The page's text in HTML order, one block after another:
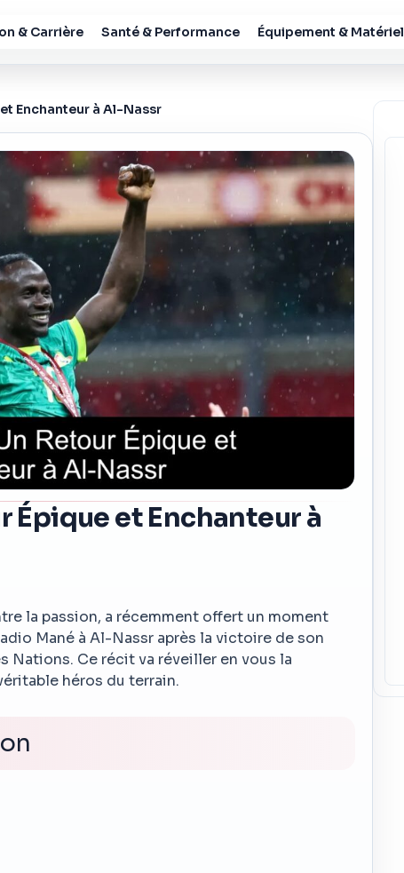
& Carrière Santé & Performance Équipement & Matériel
Enchanteur à Al-Nassr
Épique et Enchanteur à
la passion, a récemment offert un moment
Mané à Al-Nassr après la victoire de son
Nations. Ce récit va réveiller en vous la
héros du terrain.